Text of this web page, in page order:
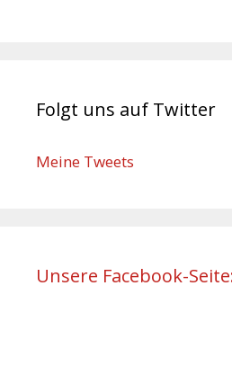
Folgt uns auf Twitter
Meine Tweets
Unsere Facebook-